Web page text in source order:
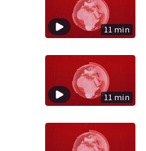
11 min
11 min